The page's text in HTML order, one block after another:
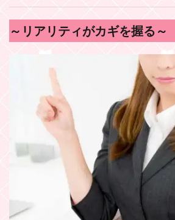
～リアリティがカギを握る～